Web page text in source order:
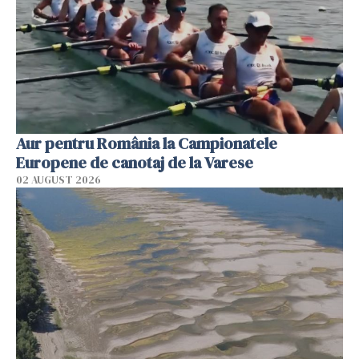
Aur pentru România la Campionatele
Europene de canotaj de la Varese
02 AUGUST 2026